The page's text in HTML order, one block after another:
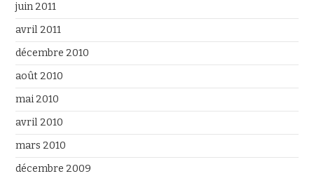
juin 2011
avril 2011
décembre 2010
août 2010
mai 2010
avril 2010
mars 2010
décembre 2009